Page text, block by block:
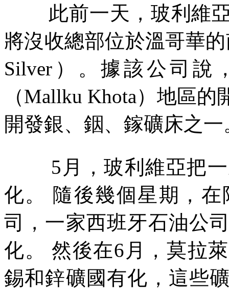
此前一天，玻利維
將沒收總部位於溫哥華
Silver ）。據該公司說
（Mallku Khota）地區的
開發銀、銦、鎵礦床之一
5 月，玻利維亞把
化。
隨後幾個星期，
司，一家西班牙石油公
化。
然後在6 月，莫拉
錫和鋅礦國有化，這些